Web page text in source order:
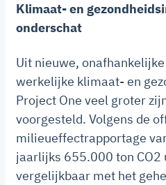
Klimaat- en
onderschat
Uit nieuwe,
werkelijke klimaat- en
Project One veel groter
voorgesteld. Volgens de
milieueffectrapportage
jaarlijks 655.000 ton CO2
vergelijkbaar met het